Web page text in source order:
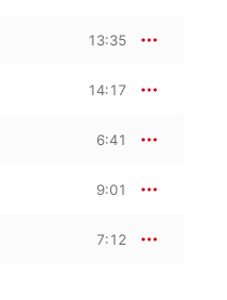
13:35
14:17
6:41
9:01
7:12